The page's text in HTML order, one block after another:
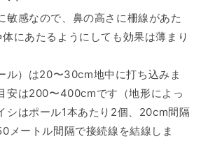
敏感なので、鼻の高さに柵線があた
にあたるようにしても効果は薄まり
ル）は20〜30cm地中に打ち込みま
安は200〜400cmです（地形によっ
シはポール1本あたり2個、20cm間隔
メートル間隔で接続線を結線しま